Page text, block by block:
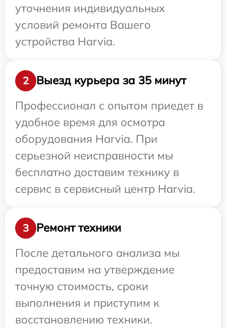
уточнения индивидуальных
условий ремонта Вашего
устройства Harvia.
2
Выезд курьера за 35 минут
Профессионал с опытом приедет в
удобное время для осмотра
оборудования Harvia. При
серьезной неисправности мы
бесплатно доставим технику в
сервис в сервисный центр Harvia.
3
Ремонт техники
После детального анализа мы
предоставим на утверждение
точную стоимость, сроки
выполнения и приступим к
восстановлению техники.